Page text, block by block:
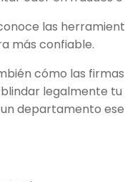
las
más confiable.
cómo las
legalmente
departamento